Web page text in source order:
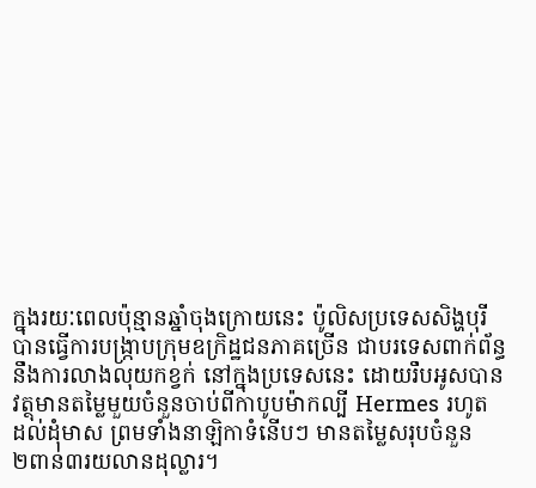
ក្នុងរយៈពេលប៉ុន្មានឆ្នាំចុងក្រោយនេះ ប៉ូលិសប្រទេសសិង្ហបុរី
បានធ្វើការបង្ក្រាបក្រុមឧក្រិដ្ឋជនភាគច្រើន ជាបរទេសពាក់ព័ន្ធ
នឹងការលាងលុយកខ្វក់ នៅក្នុងប្រទេសនេះ ដោយរឹបអូសបាន
វត្ថុមានតម្លៃមួយចំនួនចាប់ពីកាបូបម៉ាកល្បី Hermes រហូត
ដល់ដុំមាស ព្រមទាំងនាឡិកាទំនើបៗ មានតម្លៃសរុបចំនួន
២ពាន់៣រយលានដុល្លារ។